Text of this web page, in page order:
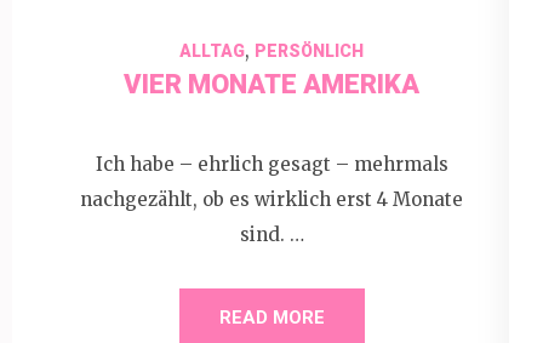
ALLTAG, PERSÖNLICH
VIER MONATE AMERIKA
Ich habe – ehrlich gesagt – mehrmals
nachgezählt, ob es wirklich erst 4 Monate
sind. …
READ MORE